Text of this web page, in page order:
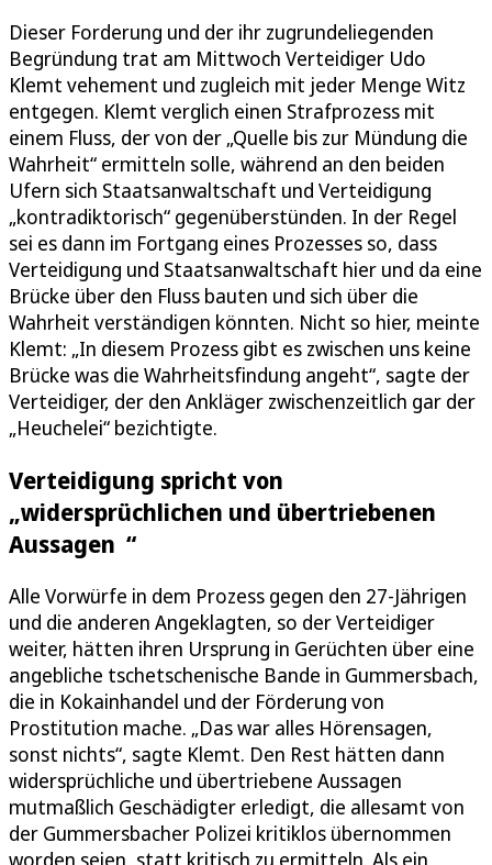
Dieser Forderung und der ihr zugrundeliegenden
Begründung trat am Mittwoch Verteidiger Udo
Klemt vehement und zugleich mit jeder Menge Witz
entgegen. Klemt verglich einen Strafprozess mit
einem Fluss, der von der „Quelle bis zur Mündung die
Wahrheit“ ermitteln solle, während an den beiden
Ufern sich Staatsanwaltschaft und Verteidigung
„kontradiktorisch“ gegenüberstünden. In der Regel
sei es dann im Fortgang eines Prozesses so, dass
Verteidigung und Staatsanwaltschaft hier und da eine
Brücke über den Fluss bauten und sich über die
Wahrheit verständigen könnten. Nicht so hier, meinte
Klemt: „In diesem Prozess gibt es zwischen uns keine
Brücke was die Wahrheitsfindung angeht“, sagte der
Verteidiger, der den Ankläger zwischenzeitlich gar der
„Heuchelei“ bezichtigte.
Verteidigung spricht von
„widersprüchlichen und übertriebenen
Aussagen “
Alle Vorwürfe in dem Prozess gegen den 27-Jährigen
und die anderen Angeklagten, so der Verteidiger
weiter, hätten ihren Ursprung in Gerüchten über eine
angebliche tschetschenische Bande in Gummersbach,
die in Kokainhandel und der Förderung von
Prostitution mache. „Das war alles Hörensagen,
sonst nichts“, sagte Klemt. Den Rest hätten dann
widersprüchliche und übertriebene Aussagen
mutmaßlich Geschädigter erledigt, die allesamt von
der Gummersbacher Polizei kritiklos übernommen
worden seien, statt kritisch zu ermitteln. Als ein